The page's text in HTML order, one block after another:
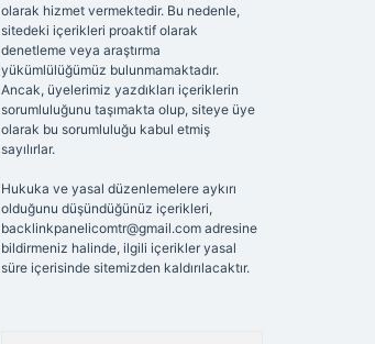
olarak hizmet vermektedir. Bu nedenle,
sitedeki içerikleri proaktif olarak
denetleme veya araştırma
yükümlülüğümüz bulunmamaktadır.
Ancak, üyelerimiz yazdıkları içeriklerin
sorumluluğunu taşımakta olup, siteye üye
olarak bu sorumluluğu kabul etmiş
sayılırlar.
Hukuka ve yasal düzenlemelere aykırı
olduğunu düşündüğünüz içerikleri,
backlinkpanelicomtr@gmail.comadresine
bildirmeniz halinde, ilgili içerikler yasal
süre içerisinde sitemizden kaldırılacaktır.